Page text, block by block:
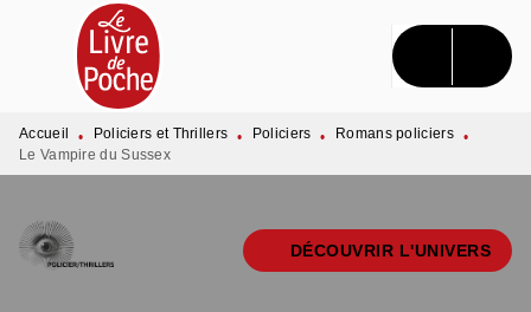
MENU RECHERCHE CONTENU
PIED DE PAGE
Accueil • Policiers et Thrillers • Policiers • Romans policiers •
Le Vampire du Sussex
DÉCOUVRIR L'UNIVERS